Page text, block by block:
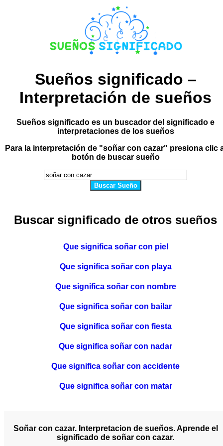
Sueños significado –
Interpretación de sueños
Sueños significado es un buscador del significado e
interpretaciones de los sueños
Para la interpretación de "soñar con cazar" presiona clic
botón de buscar sueño
Buscar Sueño
Buscar significado de otros sueños
Que significa soñar con piel
Que significa soñar con playa
Que significa soñar con nombre
Que significa soñar con bailar
Que significa soñar con fiesta
Que significa soñar con nadar
Que significa soñar con accidente
Que significa soñar con matar
Soñar con cazar. Interpretacion de sueños. Aprende el
significado de soñar con cazar.